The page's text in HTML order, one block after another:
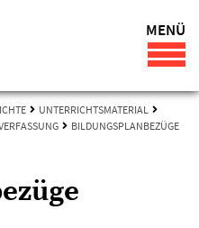
MENÜ
UNTERRICHTSMATERIAL
BILDUNGSPLANBEZÜGE